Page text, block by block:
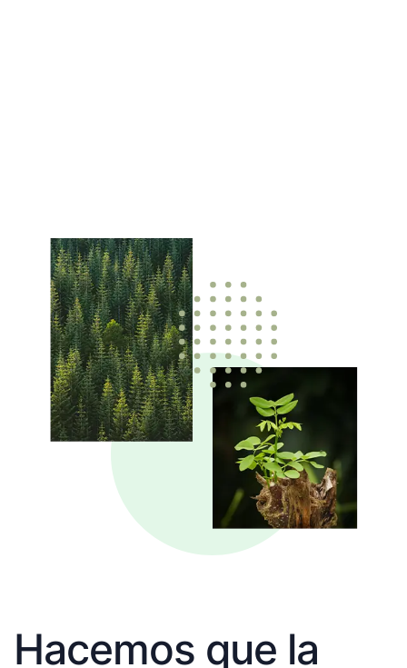
Hacemos que la